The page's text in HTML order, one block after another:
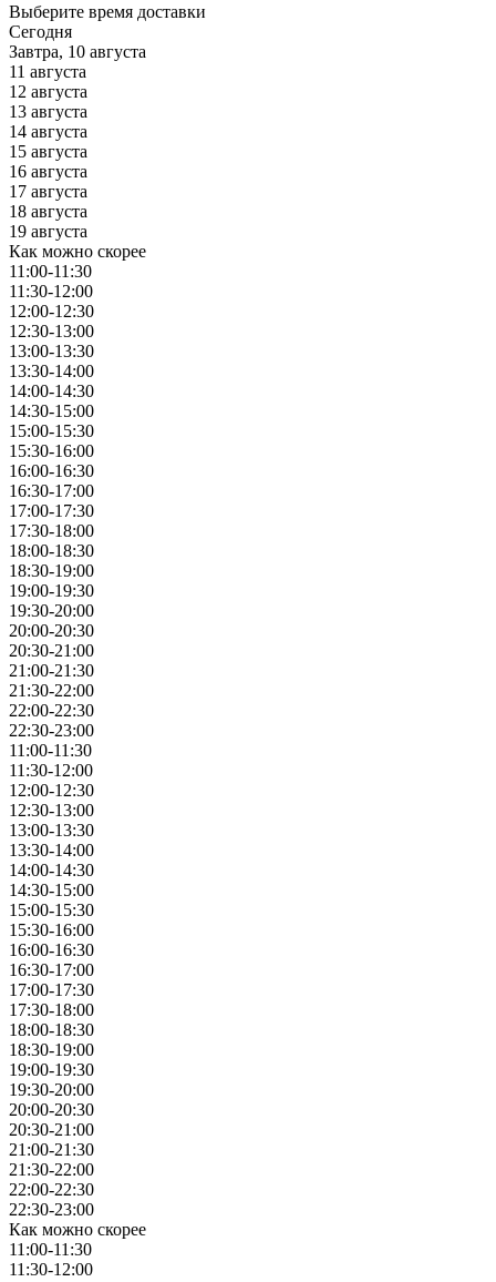
Выберите время доставки
Сегодня
Завтра, 10 августа
11 августа
12 августа
13 августа
14 августа
15 августа
16 августа
17 августа
18 августа
19 августа
Как можно скорее
11:00-11:30
11:30-12:00
12:00-12:30
12:30-13:00
13:00-13:30
13:30-14:00
14:00-14:30
14:30-15:00
15:00-15:30
15:30-16:00
16:00-16:30
16:30-17:00
17:00-17:30
17:30-18:00
18:00-18:30
18:30-19:00
19:00-19:30
19:30-20:00
20:00-20:30
20:30-21:00
21:00-21:30
21:30-22:00
22:00-22:30
22:30-23:00
11:00-11:30
11:30-12:00
12:00-12:30
12:30-13:00
13:00-13:30
13:30-14:00
14:00-14:30
14:30-15:00
15:00-15:30
15:30-16:00
16:00-16:30
16:30-17:00
17:00-17:30
17:30-18:00
18:00-18:30
18:30-19:00
19:00-19:30
19:30-20:00
20:00-20:30
20:30-21:00
21:00-21:30
21:30-22:00
22:00-22:30
22:30-23:00
Как можно скорее
11:00-11:30
11:30-12:00